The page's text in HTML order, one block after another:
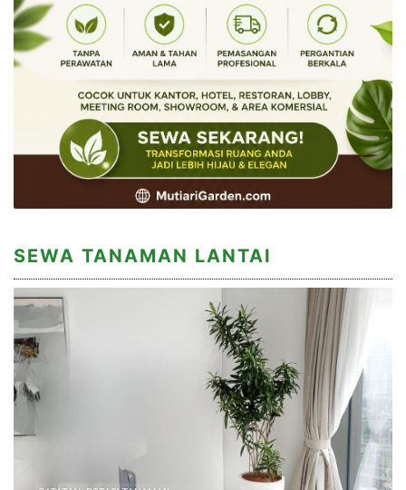
SEWA TANAMAN LANTAI